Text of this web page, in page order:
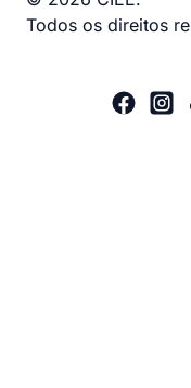
Todos os direitos